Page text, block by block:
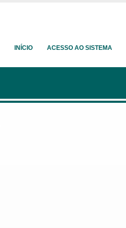
INÍCIO ACESSO AO SISTEMA